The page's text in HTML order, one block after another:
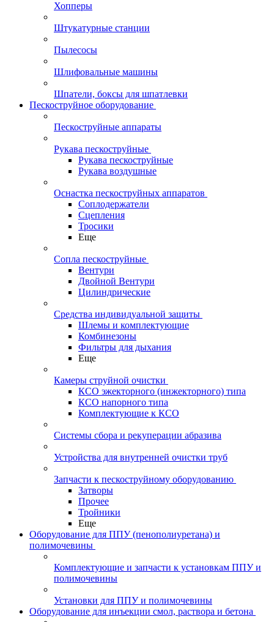
Хопперы
Штукатурные станции
Пылесосы
Шлифовальные машины
Шпатели, боксы для шпатлевки
Пескоструйное оборудование
Пескоструйные аппараты
Рукава пескоструйные
Рукава пескоструйные
Рукава воздушные
Оснастка пескоструйных аппаратов
Соплодержатели
Сцепления
Тросики
Еще
Сопла пескоструйные
Вентури
Двойной Вентури
Цилиндрические
Средства индивидуальной защиты
Шлемы и комплектующие
Комбинезоны
Фильтры для дыхания
Еще
Камеры струйной очистки
КСО эжекторного (инжекторного) типа
КСО напорного типа
Комплектующие к КСО
Системы сбора и рекуперации абразива
Устройства для внутренней очистки труб
Запчасти к пескоструйному оборудованию
Затворы
Прочее
Тройники
Еще
Оборудование для ППУ (пенополиуретана) и
полимочевины
Комплектующие и запчасти к установкам ППУ и
полимочевины
Установки для ППУ и полимочевины
Оборудование для инъекции смол, раствора и бетона